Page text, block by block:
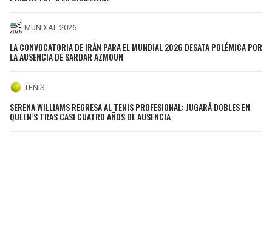
MUNDIAL 2026
LA CONVOCATORIA DE IRÁN PARA EL MUNDIAL 2026 DESATA POLÉMICA POR
LA AUSENCIA DE SARDAR AZMOUN
TENIS
SERENA WILLIAMS REGRESA AL TENIS PROFESIONAL: JUGARÁ DOBLES EN
QUEEN’S TRAS CASI CUATRO AÑOS DE AUSENCIA